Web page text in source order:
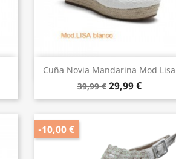
Cuña Novia Mandarina Mod Lisa
39,99 € 29,99 €
Vista rápida
-10,00 €